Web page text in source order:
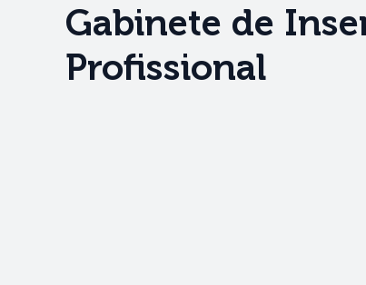
Gabinete de
Profissional